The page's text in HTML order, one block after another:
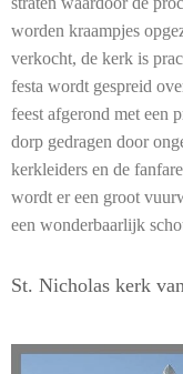
worden kraampjes
verkocht, de kerk is
festa wordt gespreid
feest afgerond met een
dorp gedragen door
kerkleiders en de
wordt er een groot
een wonderbaarlijk
St. Nicholas kerk